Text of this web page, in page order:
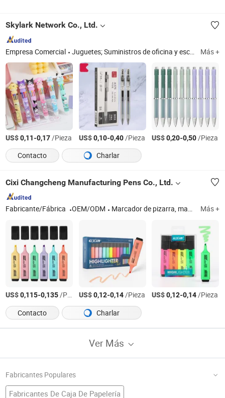
Promocionales
Skylark Network Co., Ltd.
Empresa Comercial Juguetes; Suministros de oficina y escolares; Artículos para el hogar; Productos para exteriores; Productos de jardín; Juguetes para mascotas Más +
US$0,11-0,17/Pieza US$0,10-0,40/Pieza US$0,20-0,50/Pieza
Contacto
Charlar
Cixi Changcheng Manufacturing Pens Co., Ltd.
Fabricante/Fábrica OEM/ODM Marcador de pizarra, marcador perpetuo, resaltadores, marcador de pintura, marcador de pintura acrílica, marcador de tiza líquida, rotulador fino, bolígrafo de acuarela, marcador de boceto artístico, otro marcador artístico Más +
US$0,115-0,135/Pieza US$0,12-0,14/Pieza US$0,12-0,14/Pieza
Contacto
Charlar
Ver Más
Fabricantes Populares
Fabricantes De Caja De Papelería